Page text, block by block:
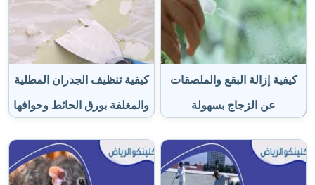
كيفية إزالة البقع والملصقات
عن الزجاج بسهولة
كيفية تنظيف الجدران المطلية
والمغلفة بورق الحائط وحوافها